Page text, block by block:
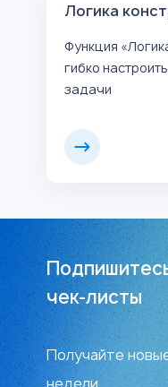
Логика
Функция
гибко
задачи
чек-листы
Получайте